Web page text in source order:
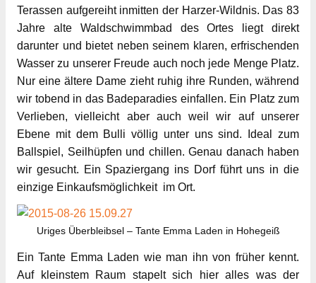
Terassen aufgereiht inmitten der Harzer-Wildnis. Das 83
Jahre alte Waldschwimmbad des Ortes liegt direkt
darunter und bietet neben seinem klaren, erfrischenden
Wasser zu unserer Freude auch noch jede Menge Platz.
Nur eine ältere Dame zieht ruhig ihre Runden, während
wir tobend in das Badeparadies einfallen. Ein Platz zum
Verlieben, vielleicht aber auch weil wir auf unserer
Ebene mit dem Bulli völlig unter uns sind. Ideal zum
Ballspiel, Seilhüpfen und chillen. Genau danach haben
wir gesucht. Ein Spaziergang ins Dorf führt uns in die
einzige Einkaufsmöglichkeit im Ort.
Uriges Überbleibsel – Tante Emma Laden in Hohegeiß
Ein Tante Emma Laden wie man ihn von früher kennt.
Auf kleinstem Raum stapelt sich hier alles was der